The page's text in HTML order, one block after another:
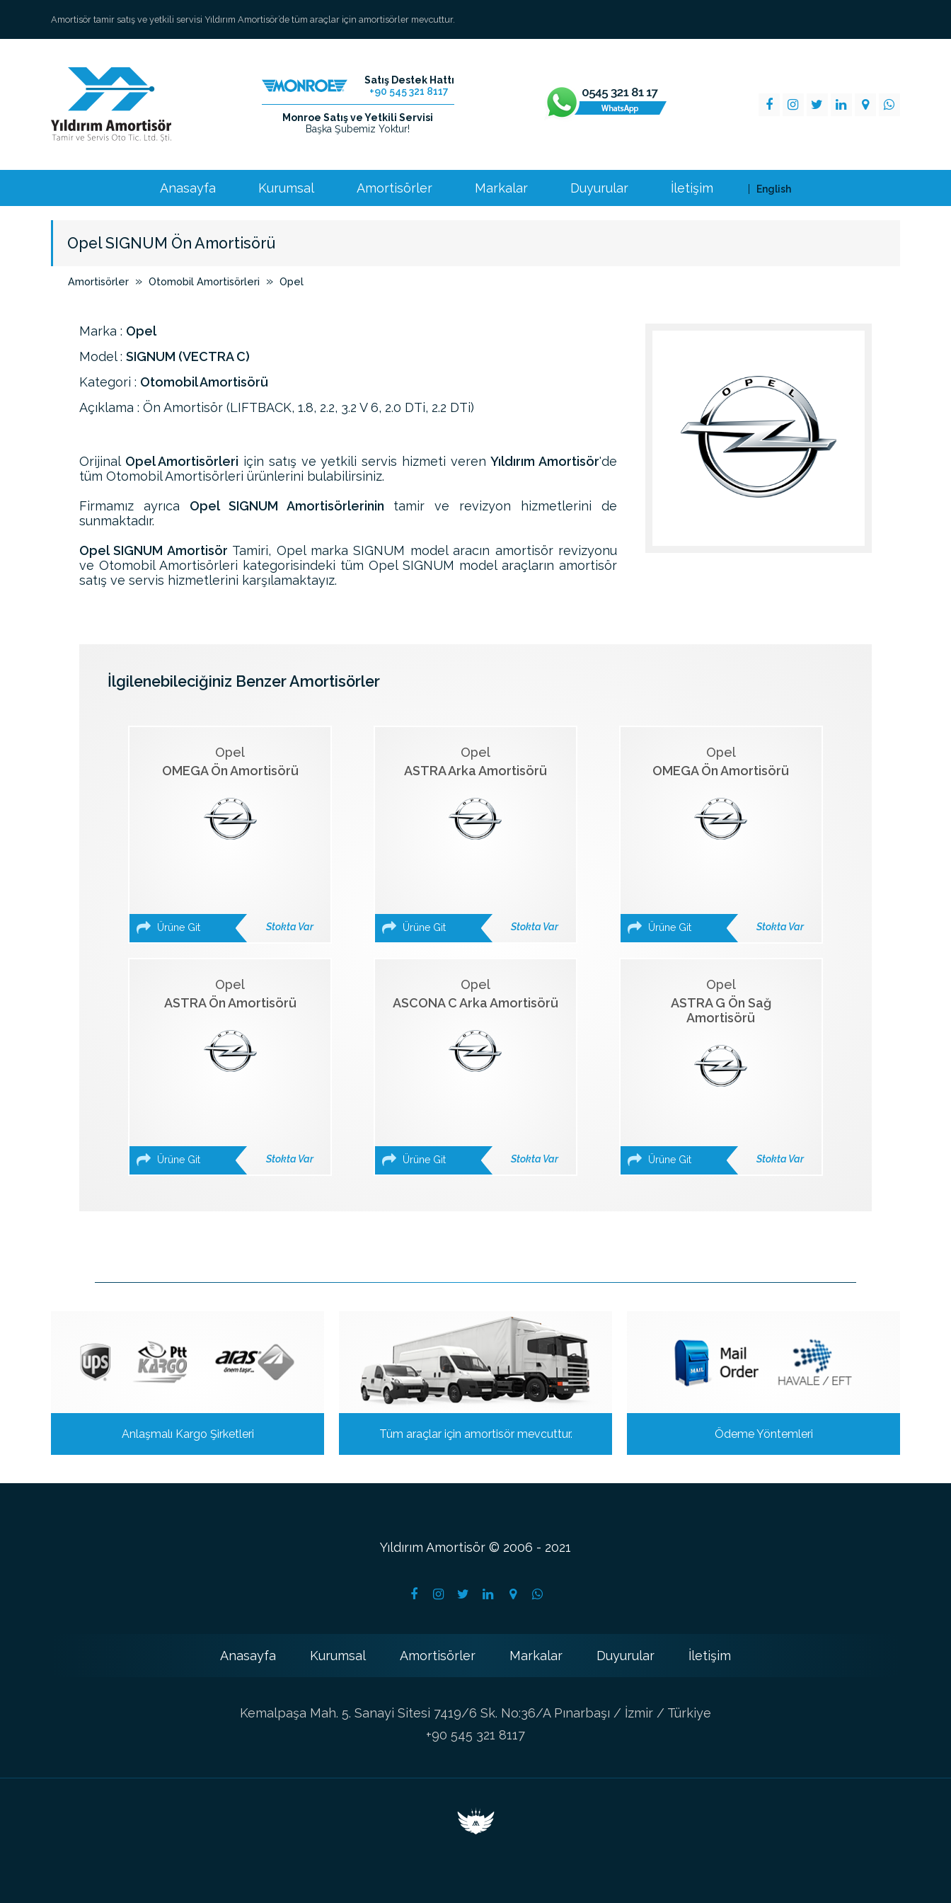
Amortisör tamir satış ve yetkili servisi Yıldırım Amortisör’de tüm araçlar için amortisörler mevcuttur.
Satış Destek Hattı
+90 545 321 8117
Monroe Satış ve Yetkili Servisi
Başka Şubemiz Yoktur!
Anasayfa Kurumsal Amortisörler Markalar Duyurular İletişim English
Opel SIGNUM Ön Amortisörü
Amortisörler » Otomobil Amortisörleri » Opel
Marka : Opel
Model : SIGNUM (VECTRA C)
Kategori : Otomobil Amortisörü
Açıklama : Ön Amortisör (LIFTBACK, 1.8, 2.2, 3.2 V 6, 2.0 DTi, 2.2 DTi)
Orijinal Opel Amortisörleri için satış ve yetkili servis hizmeti verenYıldırım Amortisör'de
tüm Otomobil Amortisörleri ürünlerini bulabilirsiniz.
Firmamız ayrıca Opel SIGNUM Amortisörlerinin tamir ve revizyon hizmetlerini de
sunmaktadır.
Opel SIGNUM Amortisör Tamiri, Opel marka SIGNUM model aracın amortisör revizyonu
ve Otomobil Amortisörleri kategorisindeki tüm Opel SIGNUM model araçların amortisör
satış ve servis hizmetlerini karşılamaktayız.
İlgilenebileciğiniz Benzer Amortisörler
Opel
OMEGA Ön Amortisörü
Ürüne Git Stokta Var
Opel
ASTRA Arka Amortisörü
Ürüne Git Stokta Var
Opel
OMEGA Ön Amortisörü
Ürüne Git Stokta Var
Opel
ASTRA Ön Amortisörü
Ürüne Git Stokta Var
Opel
ASCONA C Arka Amortisörü
Ürüne Git Stokta Var
Opel
ASTRA G Ön Sağ
Amortisörü
Ürüne Git Stokta Var
Anlaşmalı Kargo Şirketleri Tüm araçlar için amortisör mevcuttur. Ödeme Yöntemleri
Yıldırım Amortisör © 2006 - 2021
Anasayfa Kurumsal Amortisörler Markalar Duyurular İletişim
Kemalpaşa Mah. 5. Sanayi Sitesi 7419/6 Sk. No:36/A Pınarbaşı / İzmir / Türkiye
+90 545 321 8117